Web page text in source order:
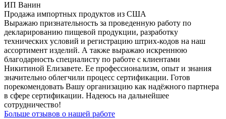
ИП Ванин
Продажа импортных продуктов из США
Выражаю признательность за проведенную работу по
декларированию пищевой продукции, разработку
технических условий и регистрацию штрих-кодов на наш
ассортимент изделий. А также выражаю искреннюю
благодарность специалисту по работе с клиентами
Никитиной Елизавете. Ее профессионализм, опыт и знания
значительно облегчили процесс сертификации. Готов
порекомендовать Вашу организацию как надёжного партнера
в сфере сертификации. Надеюсь на дальнейшее
сотрудничество!
Больше отзывов о нашей работе